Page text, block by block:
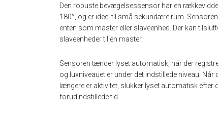
Den robuste bevægelsessensor har en
180°, og er ideel til små sekundære rum.
enten som master eller slaveenhed. Der kan
slaveenheder til en master.
Sensoren tænder lyset automatisk, når der
og luxniveauet er under det indstillede niveau. Når
længere er aktivitet, slukker lyset automatisk efter
forudindstillede tid.